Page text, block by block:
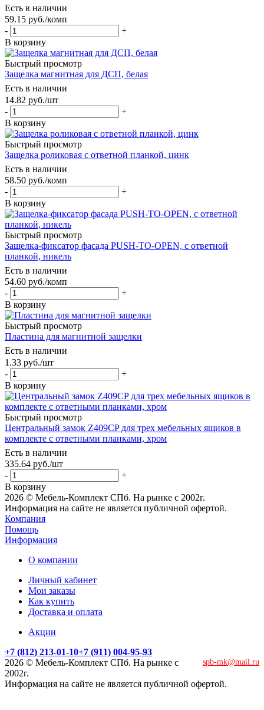
Есть в наличии
59.15 руб./комп
-
+
В корзину
Быстрый просмотр
Защелка магнитная для ДСП, белая
Есть в наличии
14.82 руб./шт
-
+
В корзину
Быстрый просмотр
Защелка роликовая с ответной планкой, цинк
Есть в наличии
58.50 руб./комп
-
+
В корзину
Быстрый просмотр
Защелка-фиксатор фасада PUSH-TO-OPEN, с ответной
планкой, никель
Есть в наличии
54.60 руб./комп
-
+
В корзину
Быстрый просмотр
Пластина для магнитной защелки
Есть в наличии
1.33 руб./шт
-
+
В корзину
Быстрый просмотр
Центральный замок Z409CP для трех мебельных ящиков в
комплекте с ответными планками, хром
Есть в наличии
335.64 руб./шт
-
+
В корзину
2026 © Мебель-Комплект СПб. На рынке с 2002г.
Информация на сайте не является публичной офертой.
Компания
Помощь
Информация
О компании
Личный кабинет
Мои заказы
Как купить
Доставка и оплата
Акции
+7 (812) 213-01-10+7 (911) 004-95-93
spb-mk@mail.ru
2026 © Мебель-Комплект СПб. На рынке с
2002г.
Информация на сайте не является публичной офертой.